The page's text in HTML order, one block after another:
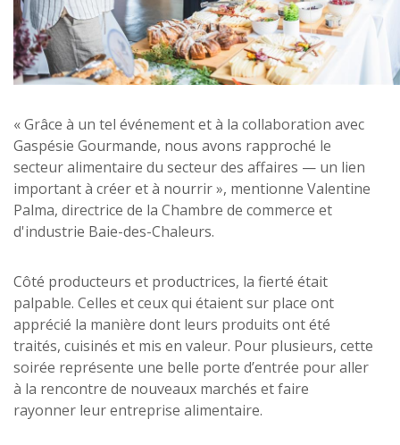
« Grâce à un tel événement et à la collaboration avec
Gaspésie Gourmande, nous avons rapproché le
secteur alimentaire du secteur des affaires — un lien
important à créer et à nourrir », mentionne Valentine
Palma, directrice de la Chambre de commerce et
d'industrie Baie-des-Chaleurs.
Côté producteurs et productrices, la fierté était
palpable. Celles et ceux qui étaient sur place ont
apprécié la manière dont leurs produits ont été
traités, cuisinés et mis en valeur. Pour plusieurs, cette
soirée représente une belle porte d’entrée pour aller
à la rencontre de nouveaux marchés et faire
rayonner leur entreprise alimentaire.